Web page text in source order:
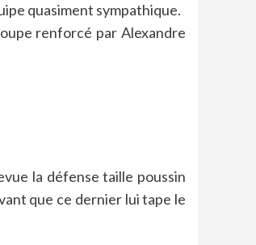
quasiment sympathique.
renforcé par Alexandre
la défense taille poussin
que ce dernier lui tape le